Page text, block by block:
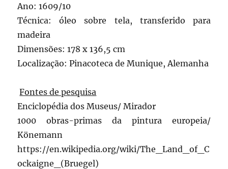
Ano: 1609/10
Técnica: óleo sobre tela, transferido para
madeira
Dimensões: 178 x 136,5 cm
Localização: Pinacoteca de Munique, Alemanha
Fontes de pesquisa
Enciclopédia dos Museus/ Mirador
1000 obras-primas da pintura europeia/
Könemann
https://en.wikipedia.org/wiki/The_Land_of_C
ockaigne_(Bruegel)